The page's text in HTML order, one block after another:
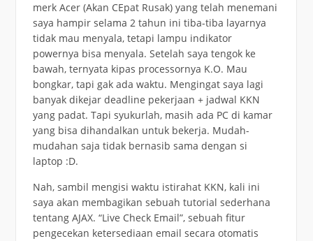
merk Acer (Akan CEpat Rusak) yang telah menemani
saya hampir selama 2 tahun ini tiba-tiba layarnya
tidak mau menyala, tetapi lampu indikator
powernya bisa menyala. Setelah saya tengok ke
bawah, ternyata kipas processornya K.O. Mau
bongkar, tapi gak ada waktu. Mengingat saya lagi
banyak dikejar deadline pekerjaan + jadwal KKN
yang padat. Tapi syukurlah, masih ada PC di kamar
yang bisa dihandalkan untuk bekerja. Mudah-
mudahan saja tidak bernasib sama dengan si
laptop :D.
Nah, sambil mengisi waktu istirahat KKN, kali ini
saya akan membagikan sebuah tutorial sederhana
tentang AJAX. “Live Check Email”, sebuah fitur
pengecekan ketersediaan email secara otomatis